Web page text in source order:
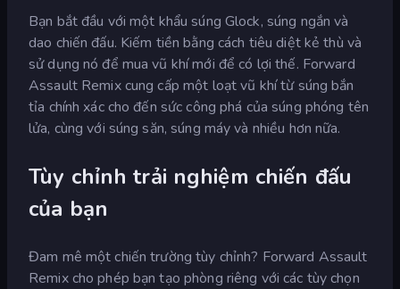
Bạn bắt đầu với một khẩu súng Glock, súng ngắn và
dao chiến đấu. Kiếm tiền bằng cách tiêu diệt kẻ thù và
sử dụng nó để mua vũ khí mới để có lợi thế. Forward
Assault Remix cung cấp một loạt vũ khí từ súng bắn
tỉa chính xác cho đến sức công phá của súng phóng tên
lửa, cùng với súng săn, súng máy và nhiều hơn nữa.
Tùy chỉnh trải nghiệm chiến đấu
của bạn
Đam mê một chiến trường tùy chỉnh? Forward Assault
Remix cho phép bạn tạo phòng riêng với các tùy chọn